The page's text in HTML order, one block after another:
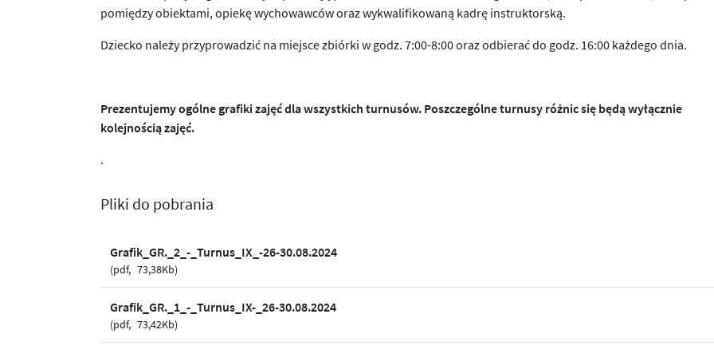
pomiędzy obiektami, opiekę wychowawców oraz wykwalifikowaną kadrę instruktorską.
Dziecko należy przyprowadzić na miejsce zbiórki w godz. 7:00-8:00 oraz odbierać do godz. 16:00 każdego dnia.
Prezentujemy ogólne grafiki zajęć dla wszystkich turnusów. Poszczególne turnusy różnic się będą wyłącznie
kolejnością zajęć.
.
Pliki do pobrania
Grafik_GR._2_-_Turnus_IX_-26-30.08.2024
pdf 73,38Kb
Grafik_GR._1_-_Turnus_IX-_26-30.08.2024
pdf 73,42Kb